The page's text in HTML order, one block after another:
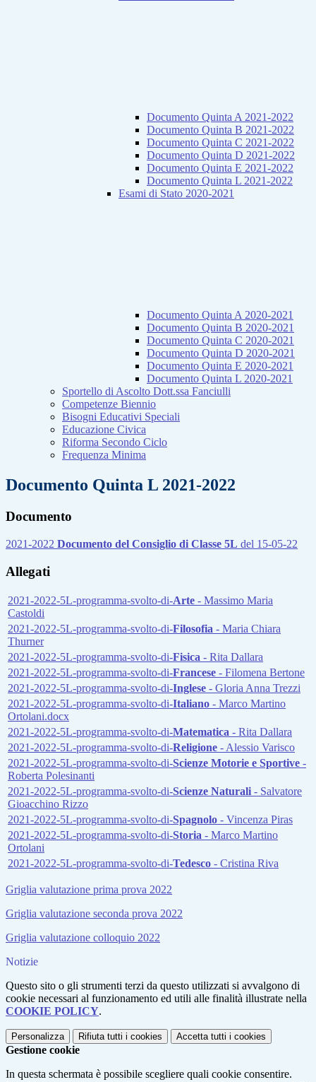
Documento Quinta A 2021-2022
Documento Quinta B 2021-2022
Documento Quinta C 2021-2022
Documento Quinta D 2021-2022
Documento Quinta E 2021-2022
Documento Quinta L 2021-2022
Esami di Stato 2020-2021
Documento Quinta A 2020-2021
Documento Quinta B 2020-2021
Documento Quinta C 2020-2021
Documento Quinta D 2020-2021
Documento Quinta E 2020-2021
Documento Quinta L 2020-2021
Sportello di Ascolto Dott.ssa Fanciulli
Competenze Biennio
Bisogni Educativi Speciali
Educazione Civica
Riforma Secondo Ciclo
Frequenza Minima
Documento Quinta L 2021-2022
Documento
2021-2022 Documento del Consiglio di Classe 5L del 15-05-22
Allegati
2021-2022-5L-programma-svolto-di-Arte - Massimo Maria
Castoldi
2021-2022-5L-programma-svolto-di-Filosofia - Maria Chiara
Thurner
2021-2022-5L-programma-svolto-di-Fisica - Rita Dallara
2021-2022-5L-programma-svolto-di-Francese - Filomena Bertone
2021-2022-5L-programma-svolto-di-Inglese - Gloria Anna Trezzi
2021-2022-5L-programma-svolto-di-Italiano - Marco Martino
Ortolani.docx
2021-2022-5L-programma-svolto-di-Matematica - Rita Dallara
2021-2022-5L-programma-svolto-di-Religione - Alessio Varisco
2021-2022-5L-programma-svolto-di-Scienze Motorie e Sportive -
Roberta Polesinanti
2021-2022-5L-programma-svolto-di-Scienze Naturali - Salvatore
Gioacchino Rizzo
2021-2022-5L-programma-svolto-di-Spagnolo - Vincenza Piras
2021-2022-5L-programma-svolto-di-Storia - Marco Martino
Ortolani
2021-2022-5L-programma-svolto-di-Tedesco - Cristina Riva
Griglia valutazione prima prova 2022
Griglia valutazione seconda prova 2022
Griglia valutazione colloquio 2022
Notizie
Questo sito o gli strumenti terzi da questo utilizzati si avvalgono di
cookie necessari al funzionamento ed utili alle finalità illustrate nella
COOKIE POLICY.
Personalizza Rifiuta tutti i cookies Accetta tutti i cookies
Gestione cookie
In questa schermata è possibile scegliere quali cookie consentire.